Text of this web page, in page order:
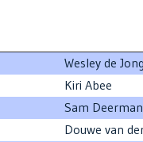
Kiri Abee
Sam
Douwe van